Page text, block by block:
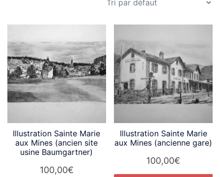
Illustration Sainte Marie
aux Mines (ancien site
usine Baumgartner)
100,00€
Illustration Sainte Marie
aux Mines (ancienne gare)
100,00€